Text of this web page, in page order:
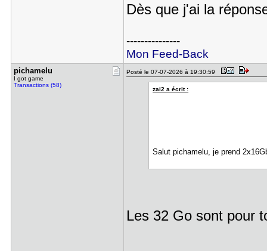
Dès que j'ai la
---------------
Mon Feed-Back
pichamelu
I got game
Transactions (58)
Posté le 07-07-2026 à 19:30:59
zai2 a écrit :
Salut pichamelu, je prend
Les 32 Go sont pour